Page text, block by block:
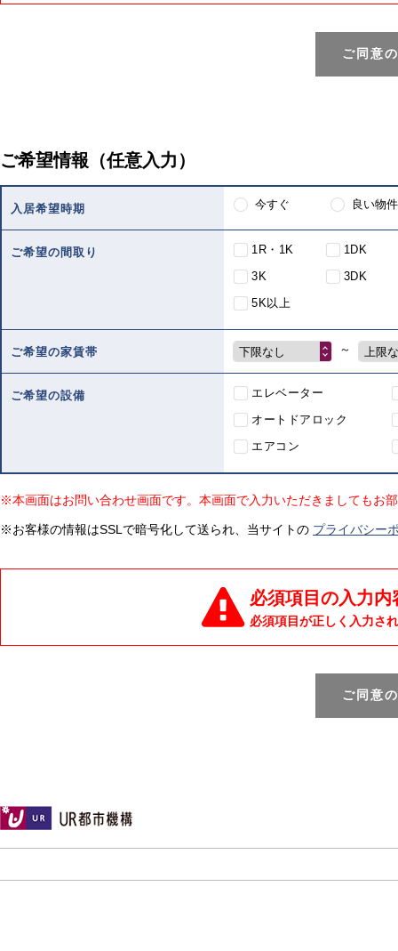
ご同意
ご希望情報（任意入力）
入居希望時期 今すぐ 良い物
ご希望の間取り 1R・1K
1DK
3K
3DK
5K以上
ご希望の家賃帯 下限なし ～ 上限
ご希望の設備
エレベーター
オートドアロック
エアコン
※本画面はお問い合わせ画面です。本画面で入力いただきましてもお
※お客様の情報はSSLで暗号化して送られ、当サイトの プライバシー
必須項目の入力
必須項目が正しく入力さ
ご同意